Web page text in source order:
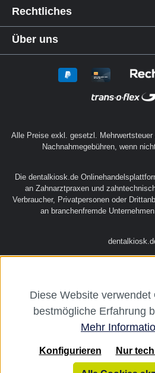
Rechtliches
Über uns
Alle Preise exkl. gesetzl. Mehrwertsteuer
Nachnahmegebühren, wenn
Die dentalkiosk.de
an Zahnarztpraxen und
Verbraucher, Privatpersonen oder
an branchenfremde
Diese Website
bestmögliche Erfahrung
Mehr
Nur
Konfigurieren